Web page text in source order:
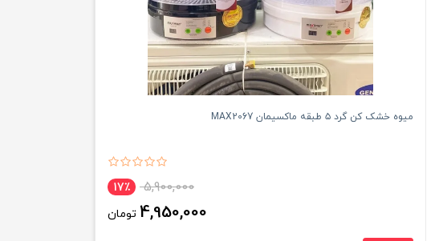
میوه خشک کن گرد ۵ طبقه ماکسیمان MAX2067
5,900,000 17٪
4,950,000 تومان